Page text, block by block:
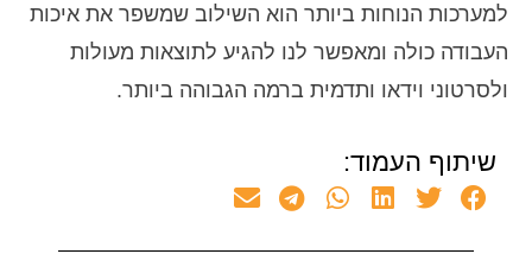
למערכות הנוחות ביותר הוא השילוב שמשפר את איכות
העבודה כולה ומאפשר לנו להגיע לתוצאות מעולות
ולסרטוני וידאו ותדמית ברמה הגבוהה ביותר.
שיתוף העמוד: